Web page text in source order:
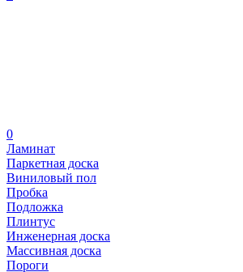
0
Ламинат
Паркетная доска
Виниловый пол
Пробка
Подложка
Плинтус
Инженерная доска
Массивная доска
Пороги